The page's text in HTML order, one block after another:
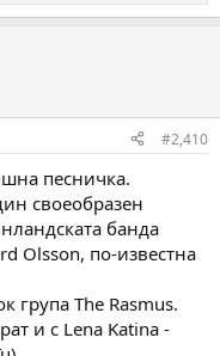
#2,410
песничка.
своеобразен
банда
Olsson, по-известна
група The Rasmus.
и с Lena Katina -